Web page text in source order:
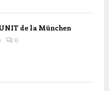
de la München
0